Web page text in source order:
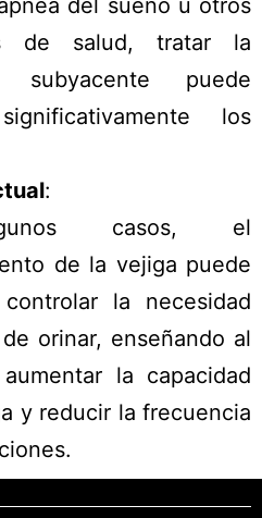
del sueño u otros
de salud, tratar la
subyacente puede
los
:
casos, el
de la vejiga puede
la necesidad
orinar, enseñando al
la capacidad
y reducir la frecuencia